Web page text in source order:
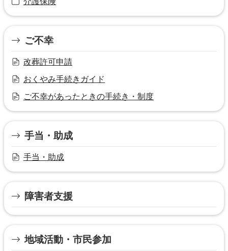
ご不幸
改葬許可申請
おくやみ手続きガイド
ご不幸があったときの手続き・制度
手当・助成
手当・助成
障害者支援
地域活動・市民参加